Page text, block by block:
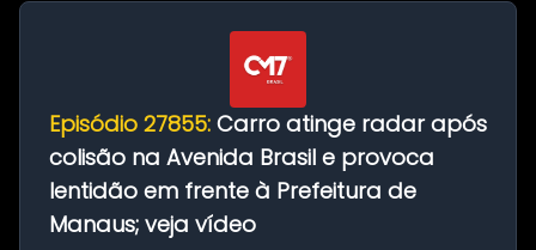
Episódio 27855: Carro atinge radar após
colisão na Avenida Brasil e provoca
lentidão em frente à Prefeitura de
Manaus; veja vídeo